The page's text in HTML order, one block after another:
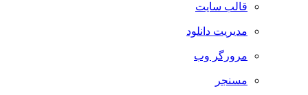
قالب سایت
مدیریت دانلود
مرورگر وب
مسنجر